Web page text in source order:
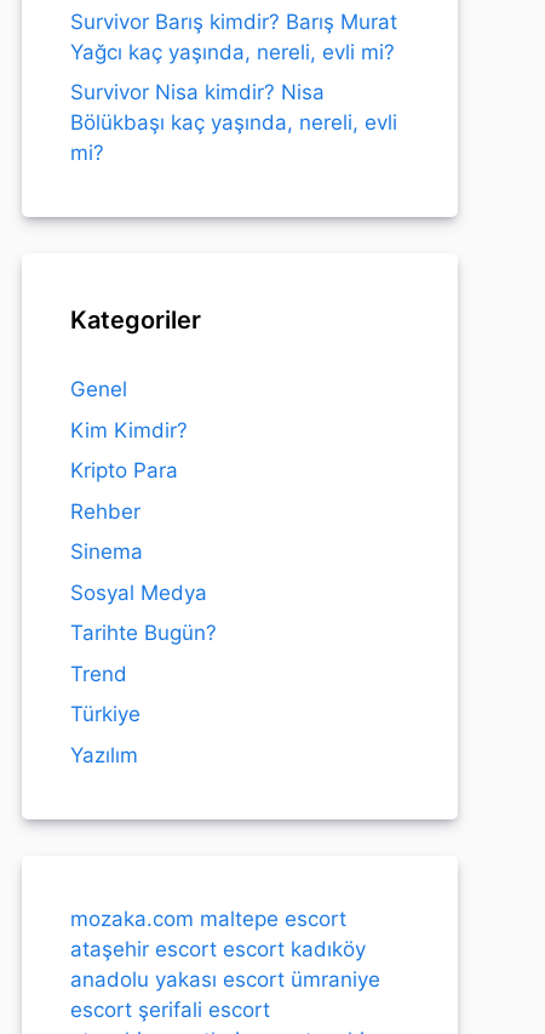
Survivor Barış kimdir? Barış Murat
Yağcı kaç yaşında, nereli, evli mi?
Survivor Nisa kimdir? Nisa
Bölükbaşı kaç yaşında, nereli, evli
mi?
Kategoriler
Genel
Kim Kimdir?
Kripto Para
Rehber
Sinema
Sosyal Medya
Tarihte Bugün?
Trend
Türkiye
Yazılım
mozaka.com maltepe escort
ataşehir escort escort kadıköy
anadolu yakası escort ümraniye
escort şerifali escort